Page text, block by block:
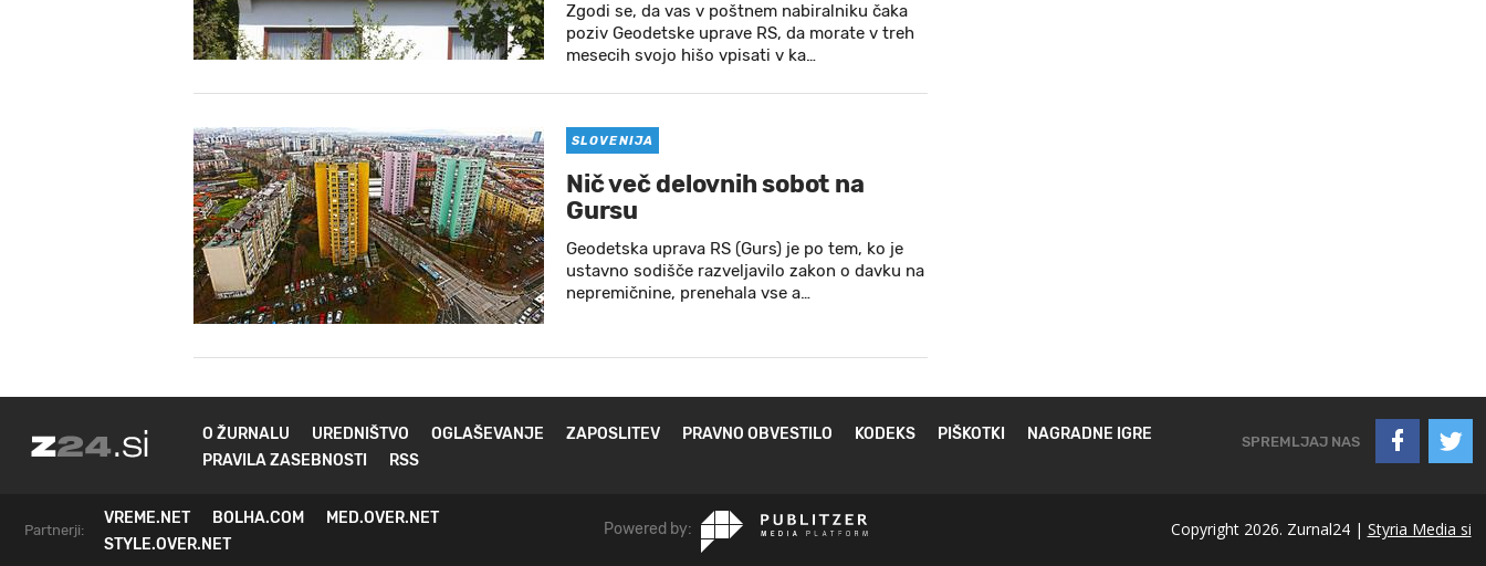
Zgodi se, da vas v poštnem nabiralniku čaka
poziv Geodetske uprave RS, da morate v treh
mesecih svojo hišo vpisati v ka…
SLOVENIJA
Nič več delovnih sobot na
Gursu
Geodetska uprava RS (Gurs) je po tem, ko je
ustavno sodišče razveljavilo zakon o davku na
nepremičnine, prenehala vse a…
O ŽURNALU UREDNIŠTVO OGLAŠEVANJE ZAPOSLITEV PRAVNO OBVESTILO KODEKS PIŠKOTKI
NAGRADNE IGRE
PRAVILA ZASEBNOSTI
RSS
SPREMLJAJ NAS
Partnerji:
VREME.NET BOLHA.COM
MED.OVER.NET
STYLE.OVER.NET
Powered by: Copyright 2026. Zurnal24 | Styria Media si